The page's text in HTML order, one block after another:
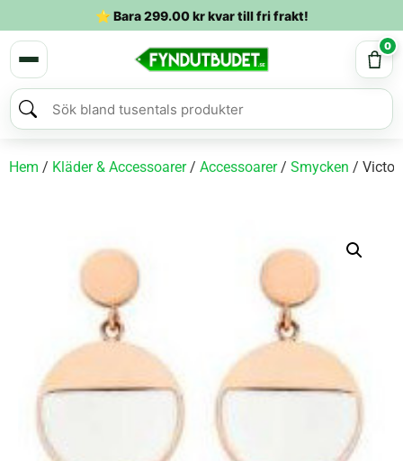
⭐ Bara299.00krkvar till fri frakt!
0
Hem / Kläder & Accessoarer/ Accessoarer/ Smycken /